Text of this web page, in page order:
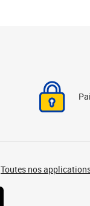
Toutes nos